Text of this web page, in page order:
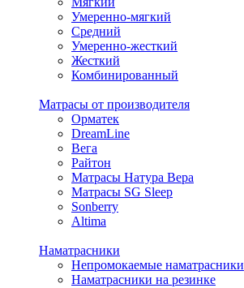
Умеренно-мягкий
Средний
Умеренно-жесткий
Жесткий
Комбинированный
Матрасы от производителя
Орматек
DreamLine
Вега
Райтон
Матрасы Натура Вера
Матрасы SG Sleep
Sonberry
Altima
Наматрасники
Непромокаемые наматрасники
Наматрасники на резинке